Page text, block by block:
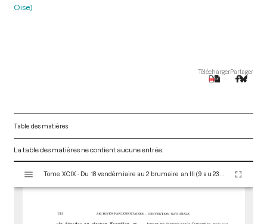
Oise)
TéléchargerPartager
Table des matières
La table des matières ne contient aucune entrée.
s